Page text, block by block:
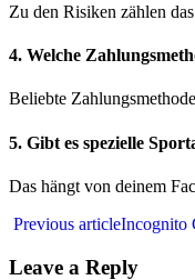
Zu den Risiken zählen
4. Welche
Beliebte
5. Gibt es spezielle
Das hängt von deinem
Previous articleIncognito
Leave a Reply